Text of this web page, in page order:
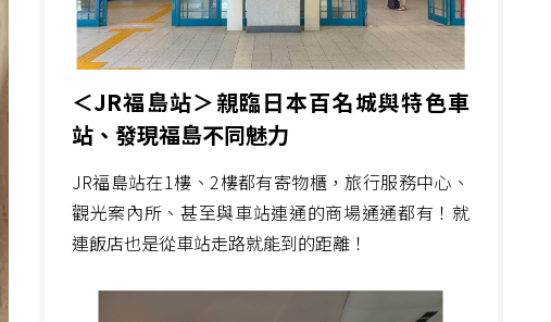
＜JR福島站＞親臨日本百名城與特色車
站、發現福島不同魅力
JR福島站在1樓、2樓都有寄物櫃，旅行服務中心、
觀光案內所、甚至與車站連通的商場通通都有！就
連飯店也是從車站走路就能到的距離！